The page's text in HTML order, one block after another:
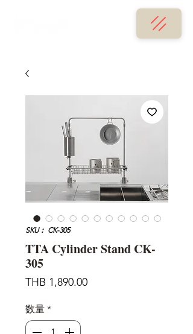
SKU： CK-305
TTA Cylinder Stand CK-
305
THB 1,890.00価
数量 *